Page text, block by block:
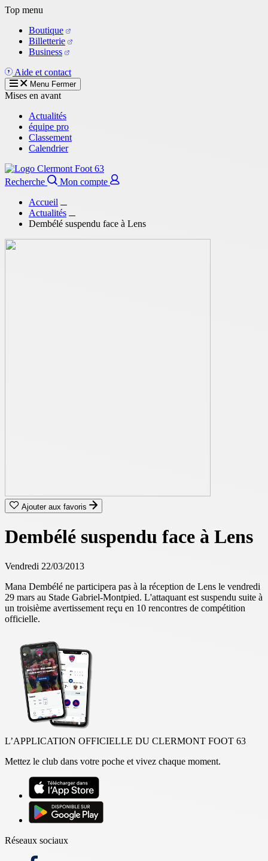
Aller
contenu
principal
Top menu
Boutique
Billetterie
Business
Aide et contact
Menu Fermer
Mises en avant
Actualités
équipe pro
Classement
Calendrier
Recherche
Mon compte
Accueil
Actualités
Dembélé suspendu face à Lens
Ajouter aux favoris
Dembélé suspendu face à Lens
Vendredi 22/03/2013
Mana Dembélé ne participera pas à la réception de Lens le vendredi
29 mars au Stade Gabriel-Montpied. L'attaquant est suspendu suite à
un troisième avertissement reçu en 10 rencontres de compétition
officielle.
L’APPLICATION OFFICIELLE DU CLERMONT FOOT 63
Mettez le club dans votre poche et vivez chaque moment.
Réseaux sociaux